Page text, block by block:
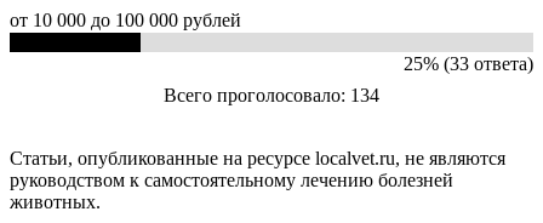
от 10 000 до 100 000 рублей
25% (33 ответа)
Всего проголосовало: 134
Статьи, опубликованные на ресурсе localvet.ru, не являются
руководством к самостоятельному лечению болезней
животных.